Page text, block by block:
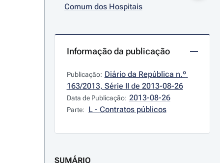
Comum dos Hospitais
Informação da publicação
Publicação: Diário da República n.º
163/2013, Série II de 2013-08-26
Data de Publicação: 2013-08-26
Parte: L - Contratos públicos
SUMÁRIO